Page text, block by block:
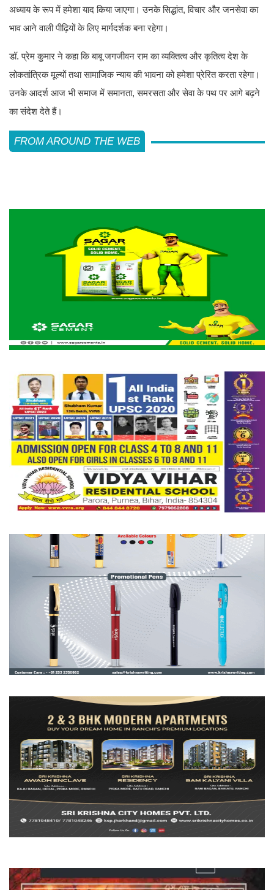
अध्याय के रूप में हमेशा याद किया जाएगा। उनके सिद्धांत, विचार और जनसेवा का
भाव आने वाली पीढ़ियों के लिए मार्गदर्शक बना रहेगा।
डॉ. प्रेम कुमार ने कहा कि बाबू जगजीवन राम का व्यक्तित्व और कृतित्व देश के
लोकतांत्रिक मूल्यों तथा सामाजिक न्याय की भावना को हमेशा प्रेरित करता रहेगा।
उनके आदर्श आज भी समाज में समानता, समरसता और सेवा के पथ पर आगे बढ़ने
का संदेश देते हैं।
FROM AROUND THE WEB